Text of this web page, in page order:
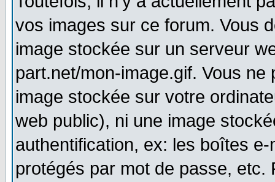
vos images sur ce forum. Vous
image stockée sur un serveur
part.net/mon-image.gif. Vous
image stockée sur votre
web public), ni une image
authentification, ex: les boîtes
protégés par mot de passe,